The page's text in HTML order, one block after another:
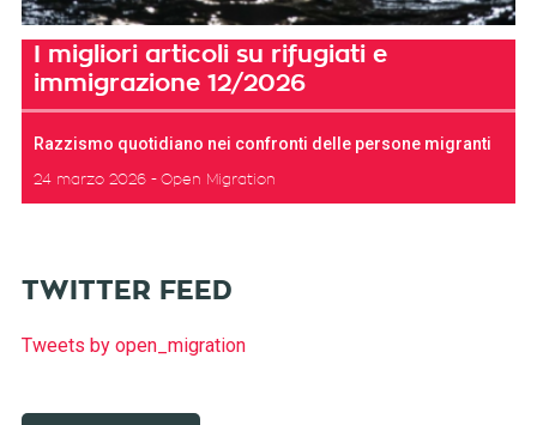
I migliori articoli su rifugiati e
immigrazione 12/2026
Razzismo quotidiano nei confronti delle persone migranti
24 marzo 2026 Open Migration
TWITTER FEED
Tweets by open_migration